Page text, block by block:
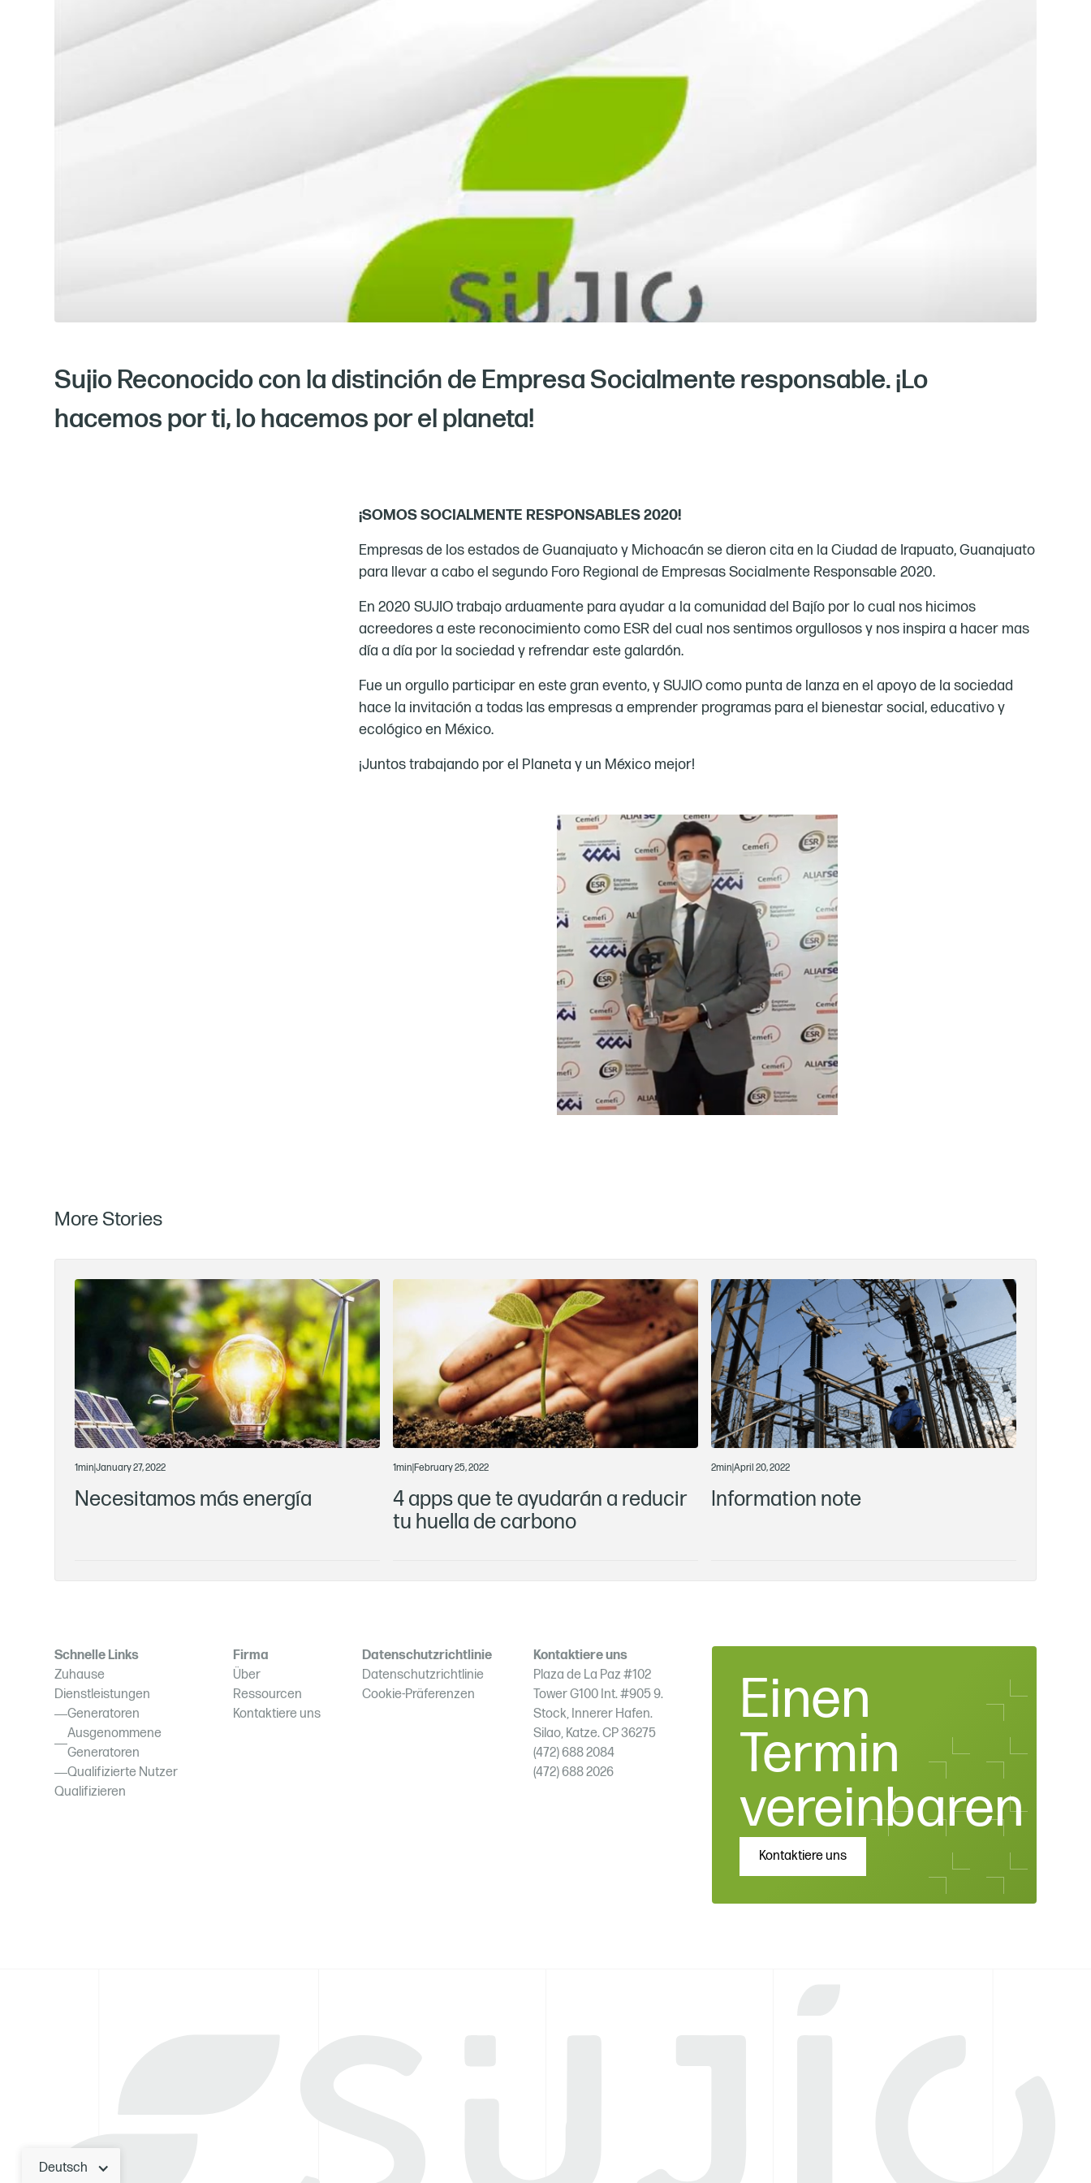
Sujio Reconocido con la distinción de Empresa Socialmente responsable. ¡Lo
hacemos por ti, lo hacemos por el planeta!
¡SOMOS SOCIALMENTE RESPONSABLES 2020!
Empresas de los estados de Guanajuato y Michoacán se dieron cita en la Ciudad de Irapuato, Guanajuato
para llevar a cabo el segundo Foro Regional de Empresas Socialmente Responsable 2020.
En 2020 SUJIO trabajo arduamente para ayudar a la comunidad del Bajío por lo cual nos hicimos
acreedores a este reconocimiento como ESR del cual nos sentimos orgullosos y nos inspira a hacer mas
día a día por la sociedad y refrendar este galardón.
Fue un orgullo participar en este gran evento, y SUJIO como punta de lanza en el apoyo de la sociedad
hace la invitación a todas las empresas a emprender programas para el bienestar social, educativo y
ecológico en México.
¡Juntos trabajando por el Planeta y un México mejor!
More Stories
1min |January 27, 2022
Necesitamos más energía
1min |February 25, 2022
4 apps que te ayudarán a reducir
tu huella de carbono
2min April 20, 2022
Information note
Schnelle Links
Zuhause
Dienstleistungen
Generatoren
Ausgenommene
Generatoren
Qualifizierte Nutzer
Qualifizieren
Firma
Über
Ressourcen
Kontaktiere uns
Datenschutzrichtlinie
Datenschutzrichtlinie
Cookie-Präferenzen
Kontaktiere uns
Plaza de La Paz #102
Tower G100 Int. #905 9.
Stock, Innerer Hafen.
Silao, Katze. CP 36275
(472) 688 2084
(472) 688 2026
Einen
Termin
vereinbaren
Kontaktiere uns
Deutsch